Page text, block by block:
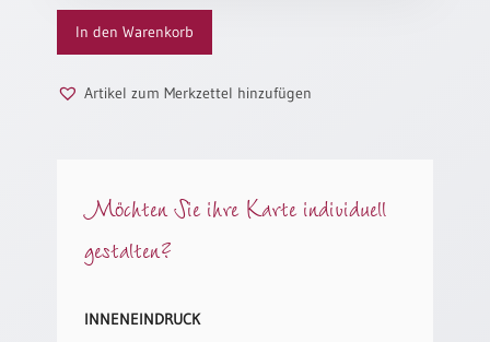
Neutral
Urkunden
Themen
Anlässe
Menge
In den Warenkorb
Artikel zum Merkzettel hinzufügen
Möchten Sie ihre Karte individuell
gestalten?
INNENEINDRUCK